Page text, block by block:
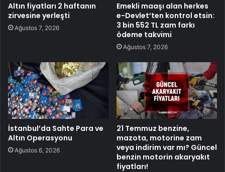
Altın fiyatları 2 haftanın
zirvesine yerleşti
Ağustos 7, 2026
Emekli maaşı alan herkes
e-Devlet’ten kontrol etsin:
3 bin 552 TL zam farkı
ödeme takvimi
Ağustos 7, 2026
İstanbul’da Sahte Para ve
Altın Operasyonu
Ağustos 6, 2026
21 Temmuz benzine,
mazota, motorine zam
veya indirim var mı? Güncel
benzin motorin akaryakıt
fiyatları!